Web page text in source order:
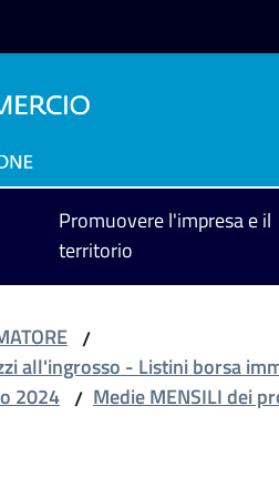
Promuovere l'impresa e il
territorio
/
all'ingrosso - Listini borsa
2024 / Medie MENSILI dei